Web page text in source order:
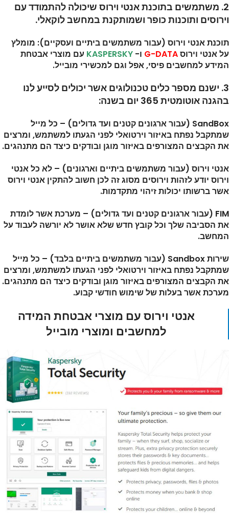
2. משתמשים בתוכנת אנטי וירוס שיכולה להתמודד עם
וירוסים ותוכנות כופר ושמותקנת במחשב לוקאלי.
תוכנת אנטי וירוס (עבור משתמשים ביתיים ועסקיים): מומלץ
על אנטי וירוסG-DATA ו- KASPERSKY עם מוצרי אבטחת
המידע למחשבים פיסי, אפל וגם למכשירי מובייל.
3. ישנם מספר כלים טכנולוגים אשר יכולים לסייע לנו
בהגנה אוטומטית 365 יום בשנה:
SandBox (עבור ארגונים קטנים ועד גדולים) – כל מייל
שמתקבל נפתח באיזור וירטואלי לפני הגעתו למשתמש, ומרצים
את הקבצים המצורפים באיזור מוגן ובודקים כיצד הם מתנהגים.
אנטי וירוס (עבור משתמשים ביתיים וארגונים) – לא כל אנטי
וירוס יודע לזהות וירוסים מסוג זה לכן חשוב להתקין אנטי וירוס
אשר ברשותו יכולות זיהוי מתקדמות.
FIM (עבור ארגונים קטנים ועד גדולים) – מערכת אשר לומדת
את הסביבה שלך וכל קובץ חדש שלא אושר לא יורשה לעבוד על
המחשב.
שירות Sandbox (עבור משתמשים ביתיים בלבד) – כל מייל
שמתקבל נפתח באיזור וירטואלי לפני הגעתו למשתמש, ומרצים
את הקבצים המצורפים באיזור מוגן ובודקים כיצד הם מתנהגים.
מערכת אשר בעלות של שימוש חודשי קבוע.
אנטי וירוס עם מוצרי אבטחת המידה
למחשבים ומוצרי מובייל